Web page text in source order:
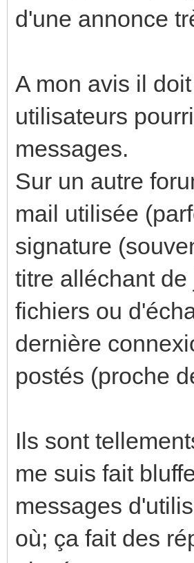
d'une annonce
A mon avis il
utilisateurs
messages.
Sur un autre
mail utilisée
signature
titre alléchant
fichiers ou
dernière
postés (proche
Ils sont
me suis fait
messages
où; ça fait des